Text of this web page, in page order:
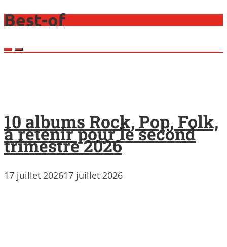
Best-of
10 albums Rock, Pop, Folk,
à retenir pour le second
trimestre 2026
17 juillet 202617 juillet 2026